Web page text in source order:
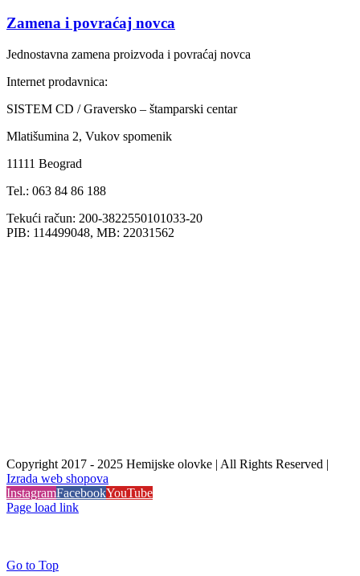
Zamena i povraćaj novca
Jednostavna zamena proizvoda i povraćaj novca
Internet prodavnica:
SISTEM CD / Graversko – štamparski centar
Mlatišumina 2, Vukov spomenik
11111 Beograd
Tel.: 063 84 86 188
Tekući račun: 200-3822550101033-20
PIB: 114499048, MB: 22031562
Copyright 2017 - 2025 Hemijske olovke | All Rights Reserved |
Izrada web shopova
InstagramFacebookYouTube
Page load link
Go to Top